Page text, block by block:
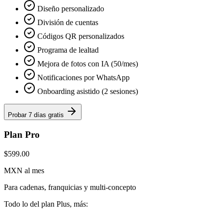
Diseño personalizado
División de cuentas
Códigos QR personalizados
Programa de lealtad
Mejora de fotos con IA (50/mes)
Notificaciones por WhatsApp
Onboarding asistido (2 sesiones)
Probar 7 días gratis
Plan Pro
$599.00
MXN al mes
Para cadenas, franquicias y multi-concepto
Todo lo del plan Plus, más: